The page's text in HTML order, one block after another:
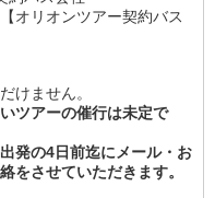
【オリオンツアー契約バス
けません。
ツアーの催行は未定で
発の4日前迄にメール・お
をさせていただきます。